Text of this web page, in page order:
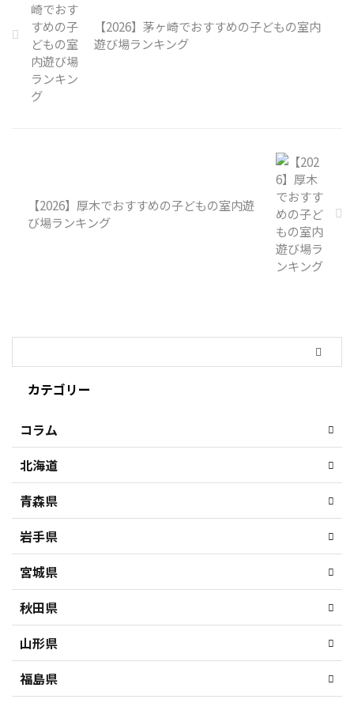
【2026】茅ヶ崎でおすすめの子どもの室内
遊び場ランキング
【2026】厚木でおすすめの子どもの室内遊
び場ランキング
カテゴリー
コラム
北海道
青森県
岩手県
宮城県
秋田県
山形県
福島県